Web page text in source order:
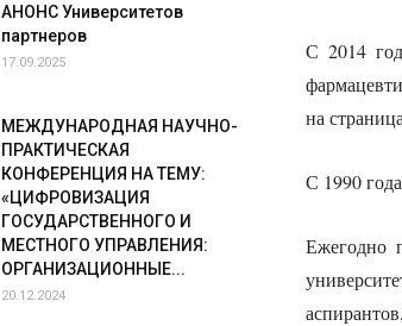
С 2014
на
С 1990
Ежегодно
АНОНС Университетов
партнеров
17.09.2025
МЕЖДУНАРОДНАЯ НАУЧНО-
ПРАКТИЧЕСКАЯ
КОНФЕРЕНЦИЯ НА ТЕМУ:
«ЦИФРОВИЗАЦИЯ
ГОСУДАРСТВЕННОГО И
МЕСТНОГО УПРАВЛЕНИЯ:
ОРГАНИЗАЦИОННЫЕ...
20.12.2024